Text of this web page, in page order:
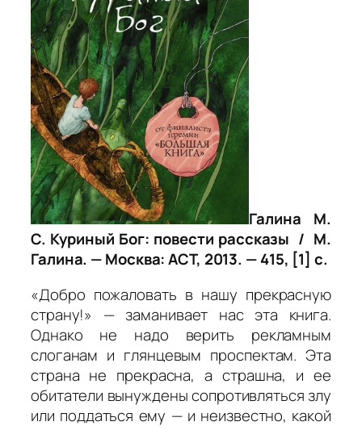
Галина М.
С. Куриный Бог: повести рассказы / М.
Галина. — Москва: АСТ, 2013. — 415, [1] с.
«Добро пожаловать в нашу прекрасную
страну!» — заманивает нас эта книга.
Однако не надо верить рекламным
слоганам и глянцевым проспектам. Эта
страна не прекрасна, а страшна, и ее
обитатели вынуждены сопротивляться злу
или поддаться ему — и неизвестно, какой